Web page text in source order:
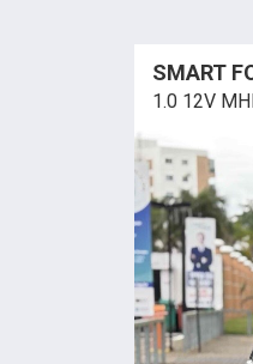
SMART
1.0 12V